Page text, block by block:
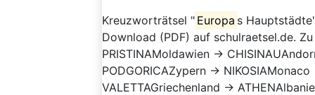
Kreuzworträtsel " Europa s
Download (PDF) auf schulraetsel.de.
PRISTINAMoldawien →
PODGORICAZypern →
VALETTAGriechenland →